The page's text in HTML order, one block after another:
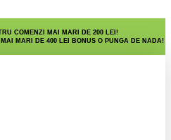
COMENZI MAI MARI DE 200 LEI!
MARI DE 400 LEI BONUS O PUNGA DE NADA!